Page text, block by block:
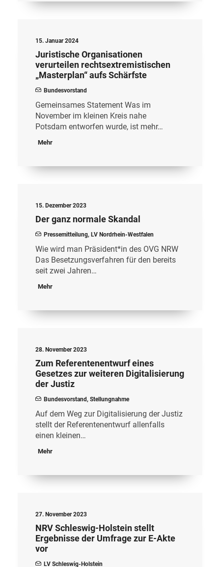
15. Januar 2024
Juristische Organisationen
verurteilen rechtsextremistischen
„Masterplan“ aufs Schärfste
Bundesvorstand
Gemeinsames Statement Was im
November im kleinen Kreis nahe
Potsdam entworfen wurde, ist mehr…
Mehr
15. Dezember 2023
Der ganz normale Skandal
Pressemitteilung, LV Nordrhein-Westfalen
Wie wird man Präsident*in des OVG NRW
Das Besetzungsverfahren für den bereits
seit zwei Jahren…
Mehr
28. November 2023
Zum Referentenentwurf eines
Gesetzes zur weiteren Digitalisierung
der Justiz
Bundesvorstand, Stellungnahme
Auf dem Weg zur Digitalisierung der Justiz
stellt der Referentenentwurf allenfalls
einen kleinen…
Mehr
27. November 2023
NRV Schleswig-Holstein stellt
Ergebnisse der Umfrage zur E-Akte
vor
LV Schleswig-Holstein